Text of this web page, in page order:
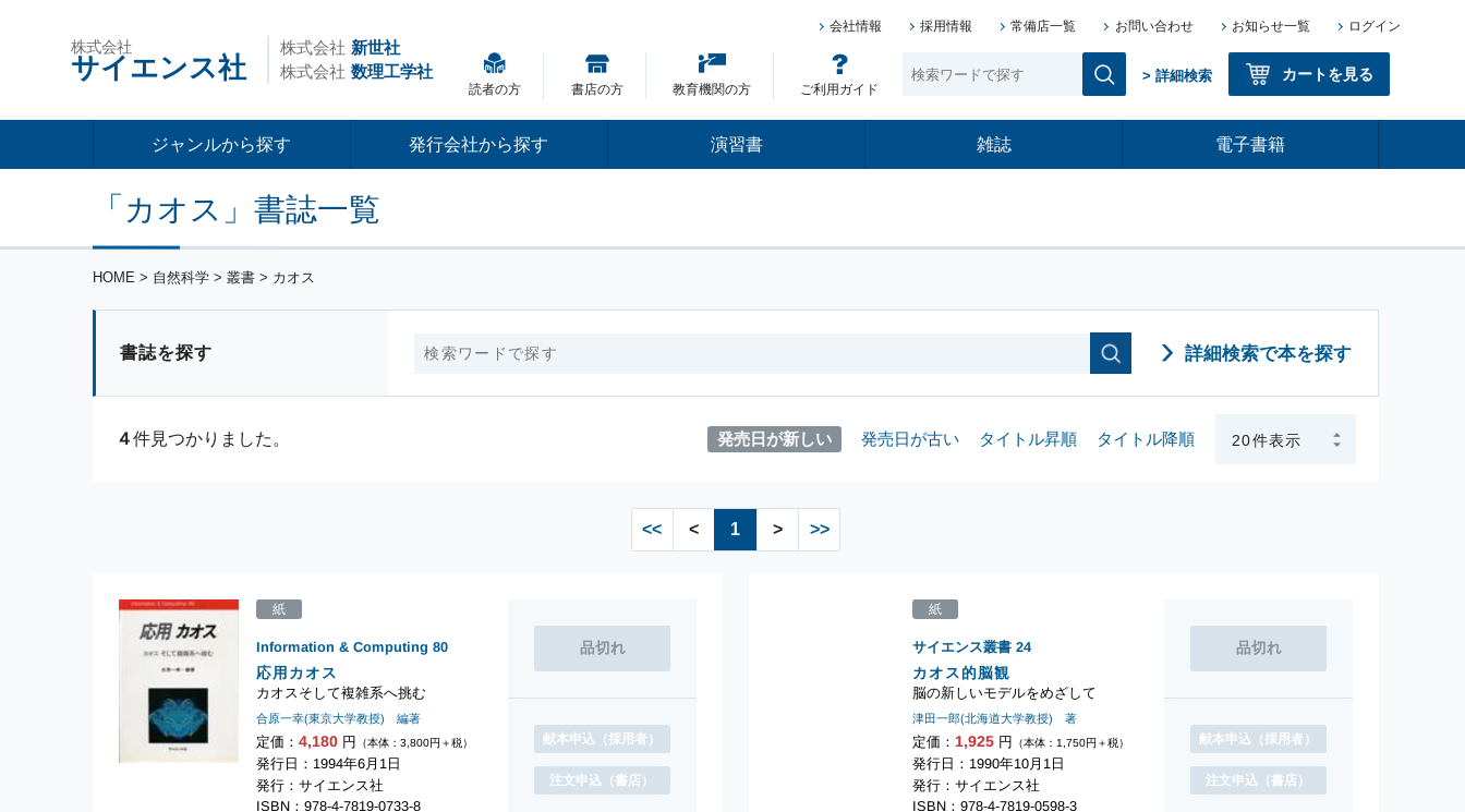
株式会社
サイエンス社
株式会社 新世社
株式会社 数理工学社
会社情報 採用情報 常備店一覧 お問い合わせ お知らせ一覧 ログイン
読者の方 書店の方 教育機関の方 ご利用ガイド
> 詳細検索 カートを見る
ジャンルから探す 発行会社から探す 演習書 雑誌 電子書籍
「カオス」書誌一覧
HOME > 自然科学 > 叢書 > カオス
書誌を探す 詳細検索で本を探す
４件見つかりました。 発売日が新しい 発売日が古い タイトル昇順 タイトル降順
<< < 1 > >>
応用カオス
カオスそして複雑系へ挑む
Information & Computing 80
合原一幸(東京大学教授) 編著
定価：4,180円 （本体：3,800円＋税）
紙
発行日：1994年6月1日
発行：サイエンス社
ISBN：978-4-7819-0733-8
献本申込 （採用者）
注文申込 （書店）
カオス的脳観
脳の新しいモデルをめざして
サイエンス叢書 24
津田一郎(北海道大学教授) 著
定価： 1,925円 （本体：1,750円＋税）
紙
発行日：1990年10月1日
発行：サイエンス社
ISBN：978-4-7819-0598-3
献本申込 （採用者）
注文申込 （書店）